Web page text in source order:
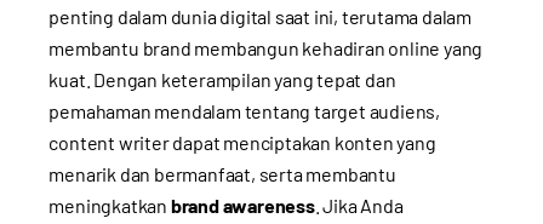
penting dalam dunia digital saat ini, terutama dalam
membantu brand membangun kehadiran online yang
kuat. Dengan keterampilan yang tepat dan
pemahaman mendalam tentang target audiens,
content writer dapat menciptakan konten yang
menarik dan bermanfaat, serta membantu
meningkatkan brand awareness. Jika Anda